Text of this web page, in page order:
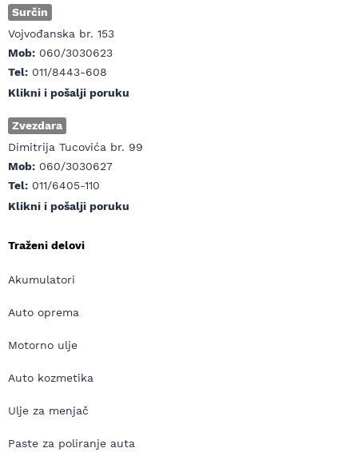
Surčin
Vojvođanska br. 153
Mob: 060/3030623
Tel: 011/8443-608
Klikni i pošalji poruku
Zvezdara
Dimitrija Tucovića br. 99
Mob: 060/3030627
Tel: 011/6405-110
Klikni i pošalji poruku
Traženi delovi
Akumulatori
Auto oprema
Motorno ulje
Auto kozmetika
Ulje za menjač
Paste za poliranje auta